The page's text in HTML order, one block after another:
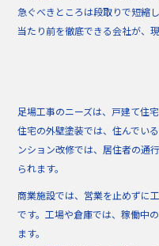
急ぐべきところは段取りで短縮
当たり前を徹底できる会社が、
足場工事のニーズは、戸建て住
住宅の外壁塗装では、住んでい
ンション改修では、居住者の通
られます。
商業施設では、営業を止めずに
です。工場や倉庫では、稼働中
ます。